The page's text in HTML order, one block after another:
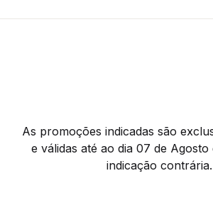
As promoções indicadas são
e válidas até ao dia 07 de Agosto
indicação contrária.